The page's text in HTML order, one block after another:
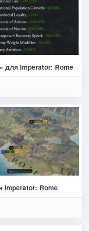
Imperator: Rome
Imperator: Rome